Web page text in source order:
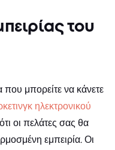
του
μπορείτε να κάνετε
ηλεκτρονικού
οι πελάτες σας θα
εμπειρία. Οι